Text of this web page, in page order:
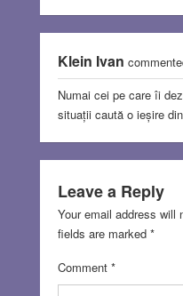
Klein Ivan
Numai cei pe care îi
situații caută o ieșire
Leave a Reply
Your email address will
fields are marked *
Comment *